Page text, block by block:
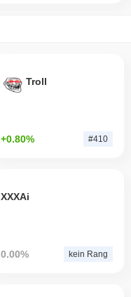
Troll
+0.80% #410
XXXAi
0.00% kein Rang